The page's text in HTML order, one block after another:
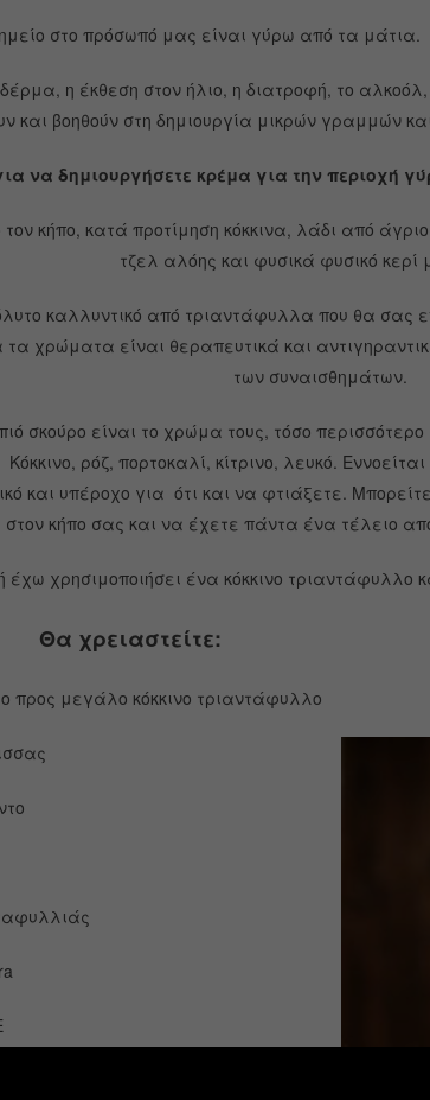
στο πρόσωπό μας είναι γύρω από τα μάτια.
η έκθεση στον ήλιο, η διατροφή, το
και βοηθούν στη δημιουργία μικρών γραμμών
να δημιουργήσετε κρέμα για την περιοχή
κήπο, κατά προτίμηση κόκκινα, λάδι από
τζελ αλόης και φυσικά φυσικό κερί
καλλυντικό από τριαντάφυλλα που θα σας
χρώματα είναι θεραπευτικά και
των συναισθημάτων.
σκούρο είναι το χρώμα τους, τόσο περισσότερο
Κόκκινο, ρόζ, πορτοκαλί, κίτρινο, λευκό.
και υπέροχο για ότι και να φτιάξετε.
κήπο σας και να έχετε πάντα ένα τέλειο
χρησιμοποιήσει ένα κόκκινο τριαντάφυλλο
Θα χρειαστείτε:
προς μεγάλο κόκκινο τριαντάφυλλο